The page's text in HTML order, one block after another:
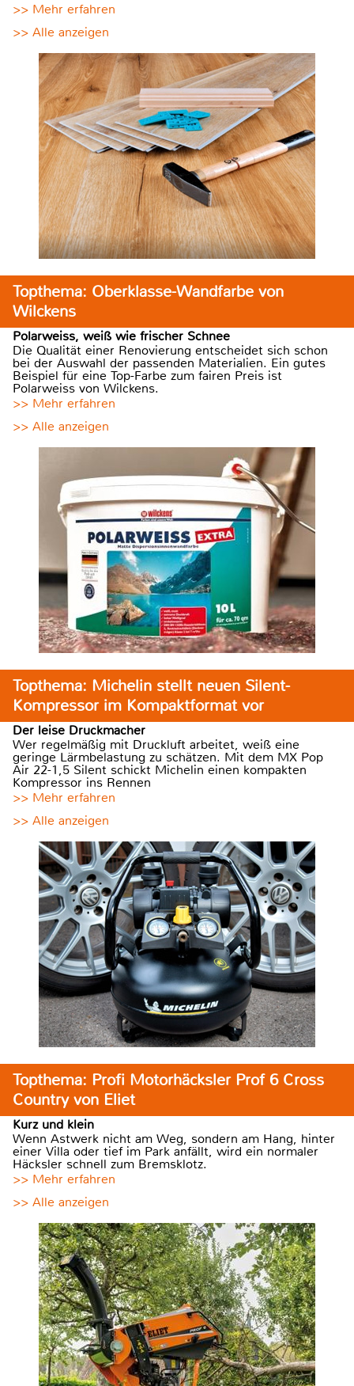
>> Mehr erfahren
>> Alle anzeigen
Topthema: Oberklasse-Wandfarbe von
Wilckens
Polarweiss, weiß wie frischer Schnee
Die Qualität einer Renovierung entscheidet sich schon
bei der Auswahl der passenden Materialien. Ein gutes
Beispiel für eine Top-Farbe zum fairen Preis ist
Polarweiss von Wilckens.
>> Mehr erfahren
>> Alle anzeigen
Topthema: Michelin stellt neuen Silent-
Kompressor im Kompaktformat vor
Der leise Druckmacher
Wer regelmäßig mit Druckluft arbeitet, weiß eine
geringe Lärmbelastung zu schätzen. Mit dem MX Pop
Air 22-1,5 Silent schickt Michelin einen kompakten
Kompressor ins Rennen
>> Mehr erfahren
>> Alle anzeigen
Topthema: Profi Motorhäcksler Prof 6 Cross
Country von Eliet
Kurz und klein
Wenn Astwerk nicht am Weg, sondern am Hang, hinter
einer Villa oder tief im Park anfällt, wird ein normaler
Häcksler schnell zum Bremsklotz.
>> Mehr erfahren
>> Alle anzeigen